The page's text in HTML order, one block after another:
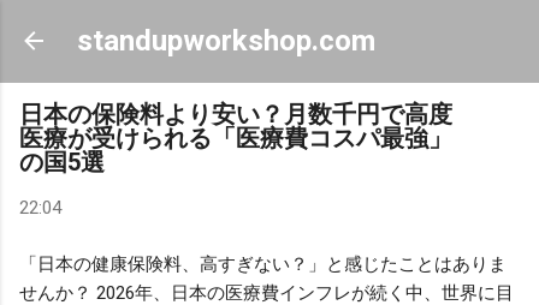
スキップしてメイン コンテンツに移動
standupworkshop.com
日本の保険料より安い？月数千円で高度
医療が受けられる「医療費コスパ最強」
の国5選
22:04
「日本の健康保険料、高すぎない？」と感じたことはありま
せんか？ 2026年、日本の医療費インフレが続く中、世界に目